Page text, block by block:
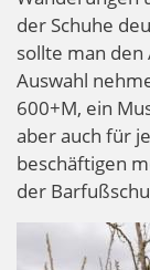
der Schuhe
sollte man den
Auswahl
600+M, ein
aber auch für
beschäftigen
der